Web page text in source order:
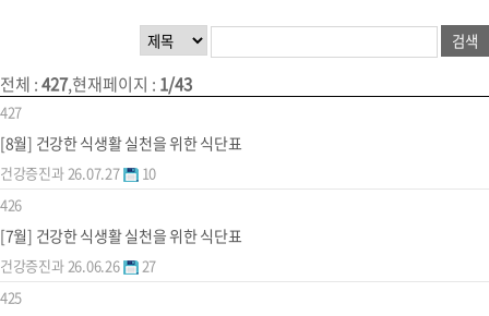
전체 :427,현재페이지 : 1/43
427
[8월] 건강한 식생활 실천을 위한 식단표
건강증진과 26.07.27
10
426
[7월] 건강한 식생활 실천을 위한 식단표
건강증진과 26.06.26
27
425